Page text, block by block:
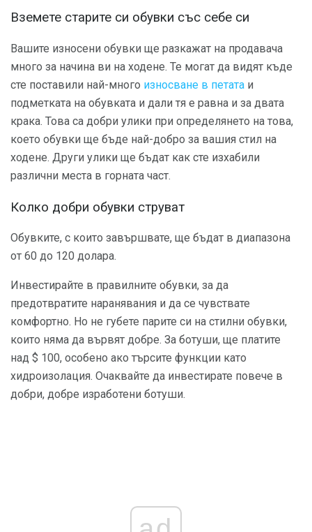
Вземете старите си обувки със себе си
Вашите износени обувки ще разкажат на продавача
много за начина ви на ходене. Те могат да видят къде
сте поставили най-много износване в петата и
подметката на обувката и дали тя е равна и за двата
крака. Това са добри улики при определянето на това,
което обувки ще бъде най-добро за вашия стил на
ходене. Други улики ще бъдат как сте изхабили
различни места в горната част.
Колко добри обувки струват
Обувките, с които завършвате, ще бъдат в диапазона
от 60 до 120 долара.
Инвестирайте в правилните обувки, за да
предотвратите наранявания и да се чувствате
комфортно. Но не губете парите си на стилни обувки,
които няма да вървят добре. За ботуши, ще платите
над $ 100, особено ако търсите функции като
хидроизолация. Очаквайте да инвестирате повече в
добри, добре изработени ботуши.